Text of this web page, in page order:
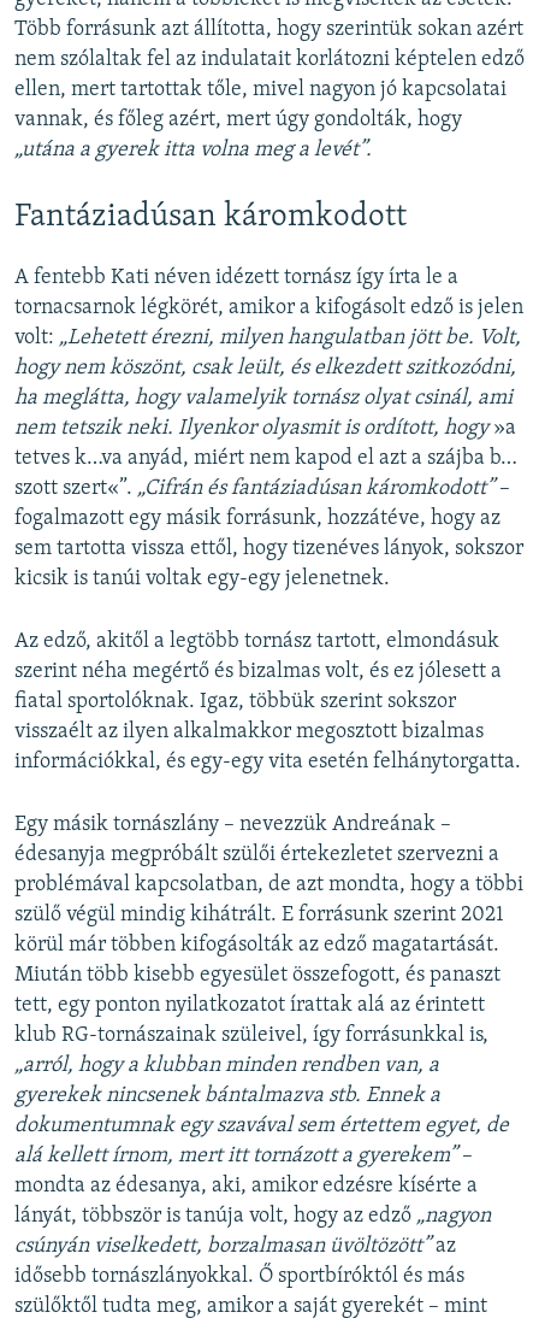
Több forrásunk azt állította, hogy szerintük sokan azért
nem szólaltak fel az indulatait korlátozni képtelen edző
ellen, mert tartottak tőle, mivel nagyon jó kapcsolatai
vannak, és főleg azért, mert úgy gondolták, hogy
„utána a gyerek itta volna meg a levét”.
Fantáziadúsan káromkodott
A fentebb Kati néven idézett tornász így írta le a
tornacsarnok légkörét, amikor a kifogásolt edző is jelen
volt: „Lehetett érezni, milyen hangulatban jött be. Volt,
hogy nem köszönt, csak leült, és elkezdett szitkozódni,
ha meglátta, hogy valamelyik tornász olyat csinál, ami
nem tetszik neki. Ilyenkor olyasmit is ordított, hogy»a
tetves k…va anyád, miért nem kapod el azt a szájba b…
szott szert«”. „Cifrán és fantáziadúsan káromkodott”–
fogalmazott egy másik forrásunk, hozzátéve, hogy az
sem tartotta vissza ettől, hogy tizenéves lányok, sokszor
kicsik is tanúi voltak egy-egy jelenetnek.
Az edző, akitől a legtöbb tornász tartott, elmondásuk
szerint néha megértő és bizalmas volt, és ez jólesett a
fiatal sportolóknak. Igaz, többük szerint sokszor
visszaélt az ilyen alkalmakkor megosztott bizalmas
információkkal, és egy-egy vita esetén felhánytorgatta.
Egy másik tornászlány – nevezzük Andreának –
édesanyja megpróbált szülői értekezletet szervezni a
problémával kapcsolatban, de azt mondta, hogy a többi
szülő végül mindig kihátrált. E forrásunk szerint 2021
körül már többen kifogásolták az edző magatartását.
Miután több kisebb egyesület összefogott, és panaszt
tett, egy ponton nyilatkozatot írattak alá az érintett
klub RG-tornászainak szüleivel, így forrásunkkal is,
„arról, hogy a klubban minden rendben van, a
gyerekek nincsenek bántalmazva stb. Ennek a
dokumentumnak egy szavával sem értettem egyet, de
alá kellett írnom, mert itt tornázott a gyerekem”–
mondta az édesanya, aki, amikor edzésre kísérte a
lányát, többször is tanúja volt, hogy az edző „nagyon
csúnyán viselkedett, borzalmasan üvöltözött”az
idősebb tornászlányokkal. Ő sportbíróktól és más
szülőktől tudta meg, amikor a saját gyerekét – mint